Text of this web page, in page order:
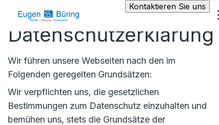
Kontaktieren Sie uns
Datenschutzerklärung
Wir führen unsere Webseiten nach den im
Folgenden geregelten Grundsätzen:
Wir verpflichten uns, die gesetzlichen
Bestimmungen zum Datenschutz einzuhalten und
bemühen uns, stets die Grundsätze der